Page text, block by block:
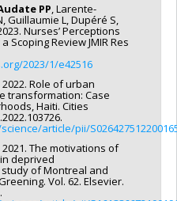
PP, Larente-
Guillaumie L, Dupéré S,
Nurses’ Perceptions
Scoping Review JMIR Res
2023/1/e42516
2022. Role of urban
transformation: Case
Haiti. Cities
article/pii/
2021. The motivations of
deprived
of Montreal and
Vol. 62. Elsevier.